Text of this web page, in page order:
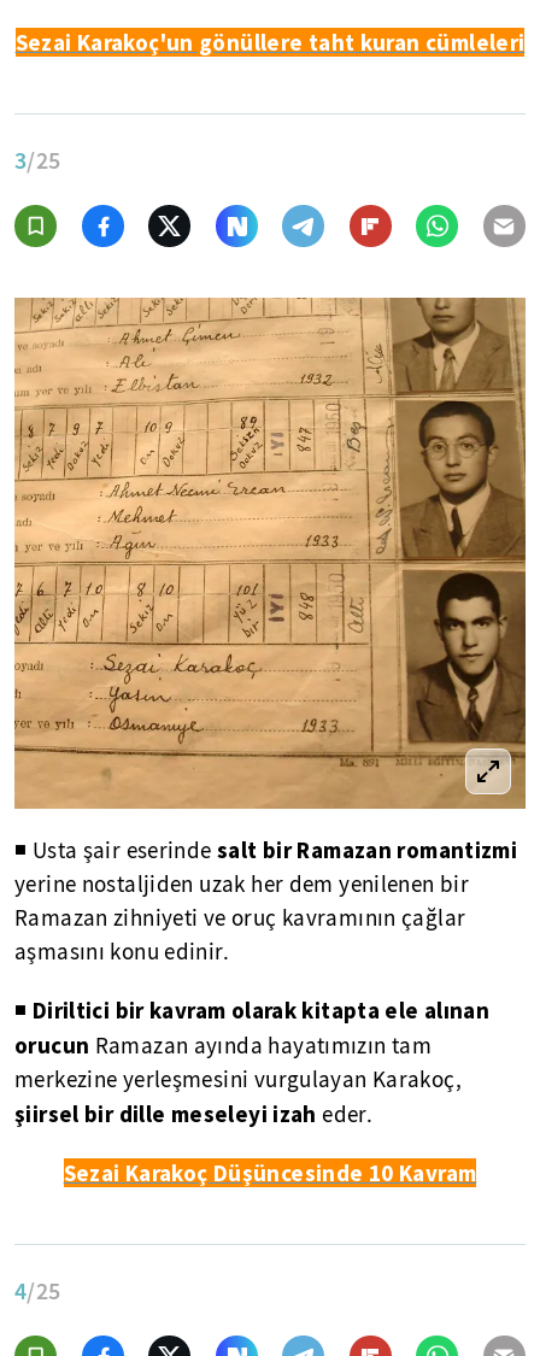
Sezai Karakoç'un gönüllere taht kuran cümleleri
3/25
◾ Usta şair eserinde salt bir Ramazan romantizmi
yerine nostaljiden uzak her dem yenilenen bir
Ramazan zihniyeti ve oruç kavramının çağlar
aşmasını konu edinir.
◾ Diriltici bir kavram olarak kitapta ele alınan
orucun Ramazan ayında hayatımızın tam
merkezine yerleşmesini vurgulayan Karakoç,
şiirsel bir dille meseleyi izah eder.
Sezai Karakoç Düşüncesinde 10 Kavram
4/25